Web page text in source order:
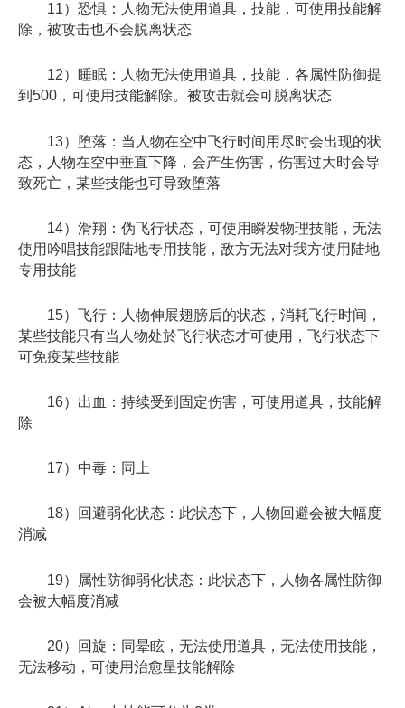
11）恐惧：人物无法使用道具，技能，可使用技能解
除，被攻击也不会脱离状态
12）睡眠：人物无法使用道具，技能，各属性防御提
到500，可使用技能解除。被攻击就会可脱离状态
13）堕落：当人物在空中飞行时间用尽时会出现的状
态，人物在空中垂直下降，会产生伤害，伤害过大时会导
致死亡，某些技能也可导致堕落
14）滑翔：伪飞行状态，可使用瞬发物理技能，无法
使用吟唱技能跟陆地专用技能，敌方无法对我方使用陆地
专用技能
15）飞行：人物伸展翅膀后的状态，消耗飞行时间，
某些技能只有当人物处於飞行状态才可使用，飞行状态下
可免疫某些技能
16）出血：持续受到固定伤害，可使用道具，技能解
除
17）中毒：同上
18）回避弱化状态：此状态下，人物回避会被大幅度
消减
19）属性防御弱化状态：此状态下，人物各属性防御
会被大幅度消减
20）回旋：同晕眩，无法使用道具，无法使用技能，
无法移动，可使用治愈星技能解除